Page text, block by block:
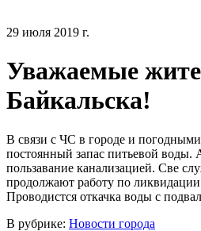
29 июля 2019 г.
Уважаемые
Байкальска!
В связи с ЧС в городе и
постоянный запас питьевой воды.
пользавание канализацией. Све
продолжают работу по ликвидации
Проводистся откачка воды с
В рубрике: Новости города